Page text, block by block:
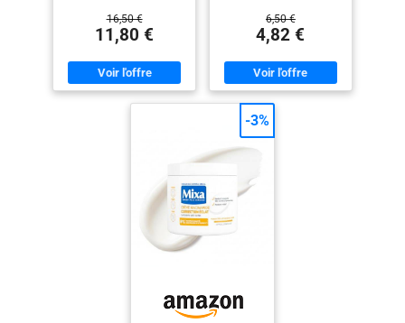
16,50 €
11,80 €
6,50 €
4,82 €
-3%